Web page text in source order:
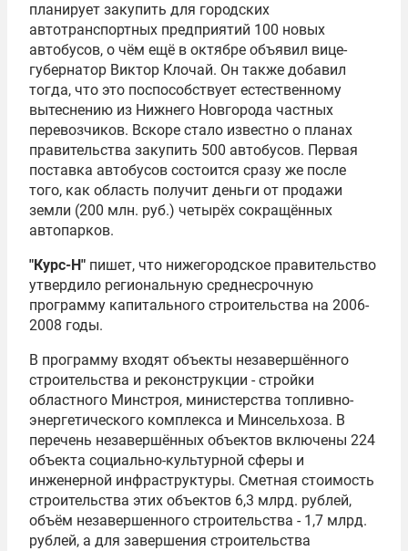
планирует закупить для городских
автотранспортных предприятий 100 новых
автобусов, о чём ещё в октябре объявил вице-
губернатор Виктор Клочай. Он также добавил
тогда, что это поспособствует естественному
вытеснению из Нижнего Новгорода частных
перевозчиков. Вскоре стало известно о планах
правительства закупить 500 автобусов. Первая
поставка автобусов состоится сразу же после
того, как область получит деньги от продажи
земли (200 млн. руб.) четырёх сокращённых
автопарков.
"Курс-Н" пишет, что нижегородское правительство
утвердило региональную среднесрочную
программу капитального строительства на 2006-
2008 годы.
В программу входят объекты незавершённого
строительства и реконструкции - стройки
областного Минстроя, министерства топливно-
энергетического комплекса и Минсельхоза. В
перечень незавершённых объектов включены 224
объекта социально-культурной сферы и
инженерной инфраструктуры. Сметная стоимость
строительства этих объектов 6,3 млрд. рублей,
объём незавершенного строительства - 1,7 млрд.
рублей, а для завершения строительства